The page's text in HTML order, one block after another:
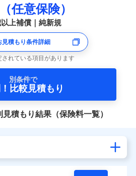
（任意保険）
上補償｜純新規
見積もり条件詳細
されている項目があります
別条件で
比較見積もり
積もり結果（保険料一覧）